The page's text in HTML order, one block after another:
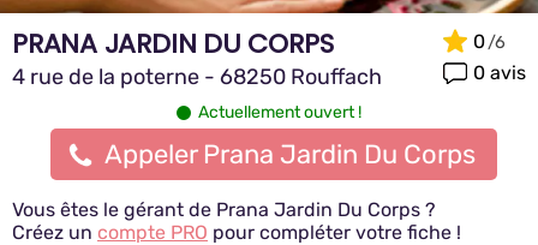
PRANA JARDIN DU CORPS
4 rue de la poterne - 68250 Rouffach
0
0 avis
Actuellement ouvert !
Appeler Prana Jardin Du Corps
Vous êtes le gérant de Prana Jardin Du Corps ?
Créez un compte PRO pour compléter votre fiche !